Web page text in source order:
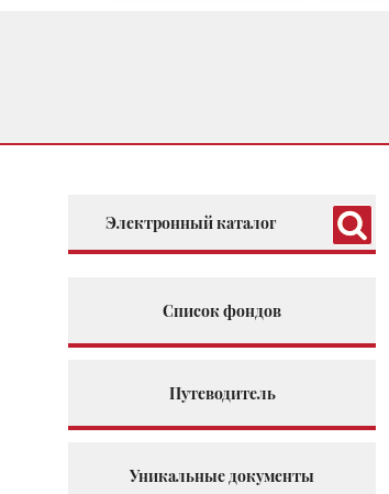
Электронный каталог
Список фондов
Путеводитель
Уникальные документы